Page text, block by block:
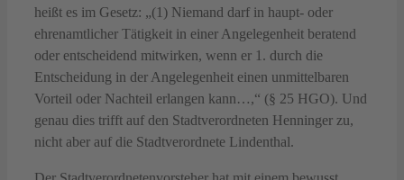
heißt es im Gesetz: „(1) Niemand darf in haupt- oder
ehrenamtlicher Tätigkeit in einer Angelegenheit beratend
oder entscheidend mitwirken, wenn er 1. durch die
Entscheidung in der Angelegenheit einen unmittelbaren
Vorteil oder Nachteil erlangen kann…,“ (§ 25 HGO). Und
genau dies trifft auf den Stadtverordneten Henninger zu,
nicht aber auf die Stadtverordnete Lindenthal.